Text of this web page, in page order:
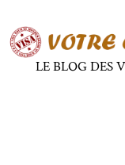
au
contenuLE BLOG DES